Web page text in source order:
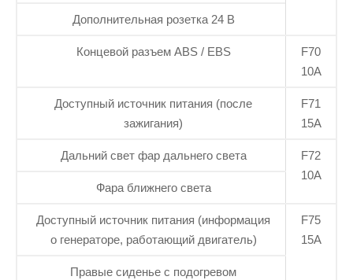
Дополнительная розетка 24 В
Концевой разъем ABS / EBS
F70
10А
Доступный источник питания (после
зажигания)
F71
15А
Дальний свет фар дальнего света
F72
10А
Фара ближнего света
Доступный источник питания (информация
о генераторе, работающий двигатель)
F75
15А
Правые сиденье с подогревом